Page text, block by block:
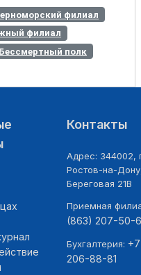
филиал
филиал
Бессмертный полк
Контакты
Адрес: 344002,
Ростов-на-
Береговая 21В
Приемная
(863) 207-50-
Бухгалтерия:
206-88-81